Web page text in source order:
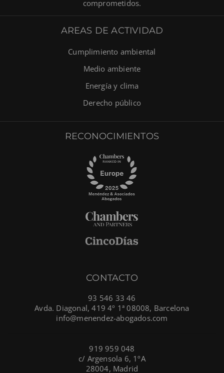
comprometidos.
AREAS DE ACTIVIDAD
Cumplimiento ambiental
Medio ambiente
Energía y clima
Derecho público
RECONOCIMIENTOS
CONTACTO
93 546 33 46
Avda. Diagonal, 419 4º 1ª 08008, Barcelona
info@menendez-abogados.com
919 959 048
c/ Argensola 6, 1ºA
28004, Madrid